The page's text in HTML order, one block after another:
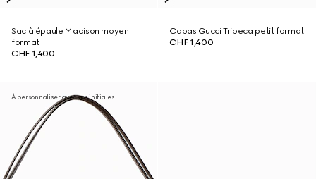
Sac à épaule Madison moyen
format
CHF 1,400
Cabas Gucci Tribeca petit format
CHF 1,400
À personnaliser avec vos initiales